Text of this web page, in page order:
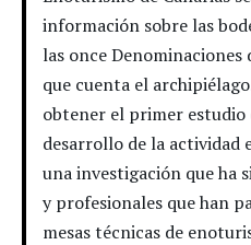
información sobre las
las once
que cuenta el
obtener el primer
desarrollo de la actividad
una investigación que ha
y profesionales que han
mesas técnicas de